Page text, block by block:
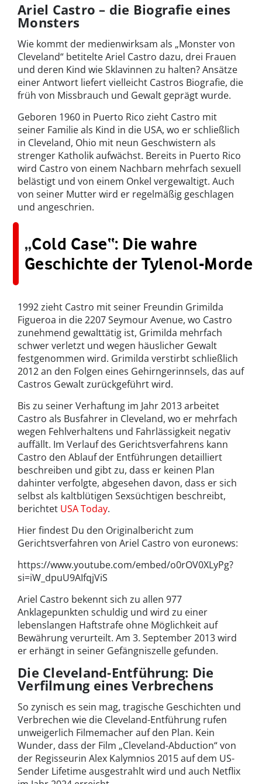
Ariel Castro – die Biografie eines
Monsters
Wie kommt der medienwirksam als „Monster von
Cleveland“ betitelte Ariel Castro dazu, drei Frauen
und deren Kind wie Sklavinnen zu halten? Ansätze
einer Antwort liefert vielleicht Castros Biografie, die
früh von Missbrauch und Gewalt geprägt wurde.
Geboren 1960 in Puerto Rico zieht Castro mit
seiner Familie als Kind in die USA, wo er schließlich
in Cleveland, Ohio mit neun Geschwistern als
strenger Katholik aufwächst. Bereits in Puerto Rico
wird Castro von einem Nachbarn mehrfach sexuell
belästigt und von einem Onkel vergewaltigt. Auch
von seiner Mutter wird er regelmäßig geschlagen
und angeschrien.
„Cold Case“: Die wahre
Geschichte der Tylenol-Morde
1992 zieht Castro mit seiner Freundin Grimilda
Figueroa in die 2207 Seymour Avenue, wo Castro
zunehmend gewalttätig ist, Grimilda mehrfach
schwer verletzt und wegen häuslicher Gewalt
festgenommen wird. Grimilda verstirbt schließlich
2012 an den Folgen eines Gehirngerinnsels, das auf
Castros Gewalt zurückgeführt wird.
Bis zu seiner Verhaftung im Jahr 2013 arbeitet
Castro als Busfahrer in Cleveland, wo er mehrfach
wegen Fehlverhaltens und Fahrlässigkeit negativ
auffällt. Im Verlauf des Gerichtsverfahrens kann
Castro den Ablauf der Entführungen detailliert
beschreiben und gibt zu, dass er keinen Plan
dahinter verfolgte, abgesehen davon, dass er sich
selbst als kaltblütigen Sexsüchtigen beschreibt,
berichtet USA Today.
Hier findest Du den Originalbericht zum
Gerichtsverfahren von Ariel Castro von euronews:
https://www.youtube.com/embed/o0rOV0XLyPg?
si=iW_dpuU9AIfqjViS
Ariel Castro bekennt sich zu allen 977
Anklagepunkten schuldig und wird zu einer
lebenslangen Haftstrafe ohne Möglichkeit auf
Bewährung verurteilt. Am 3. September 2013 wird
er erhängt in seiner Gefängniszelle gefunden.
Die Cleveland-Entführung: Die
Verfilmung eines Verbrechens
So zynisch es sein mag, tragische Geschichten und
Verbrechen wie die Cleveland-Entführung rufen
unweigerlich Filmemacher auf den Plan. Kein
Wunder, dass der Film „Cleveland-Abduction“ von
der Regisseurin Alex Kalymnios 2015 auf dem US-
Sender Lifetime ausgestrahlt wird und auch Netflix